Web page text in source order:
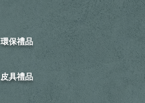
環保禮品
皮具禮品